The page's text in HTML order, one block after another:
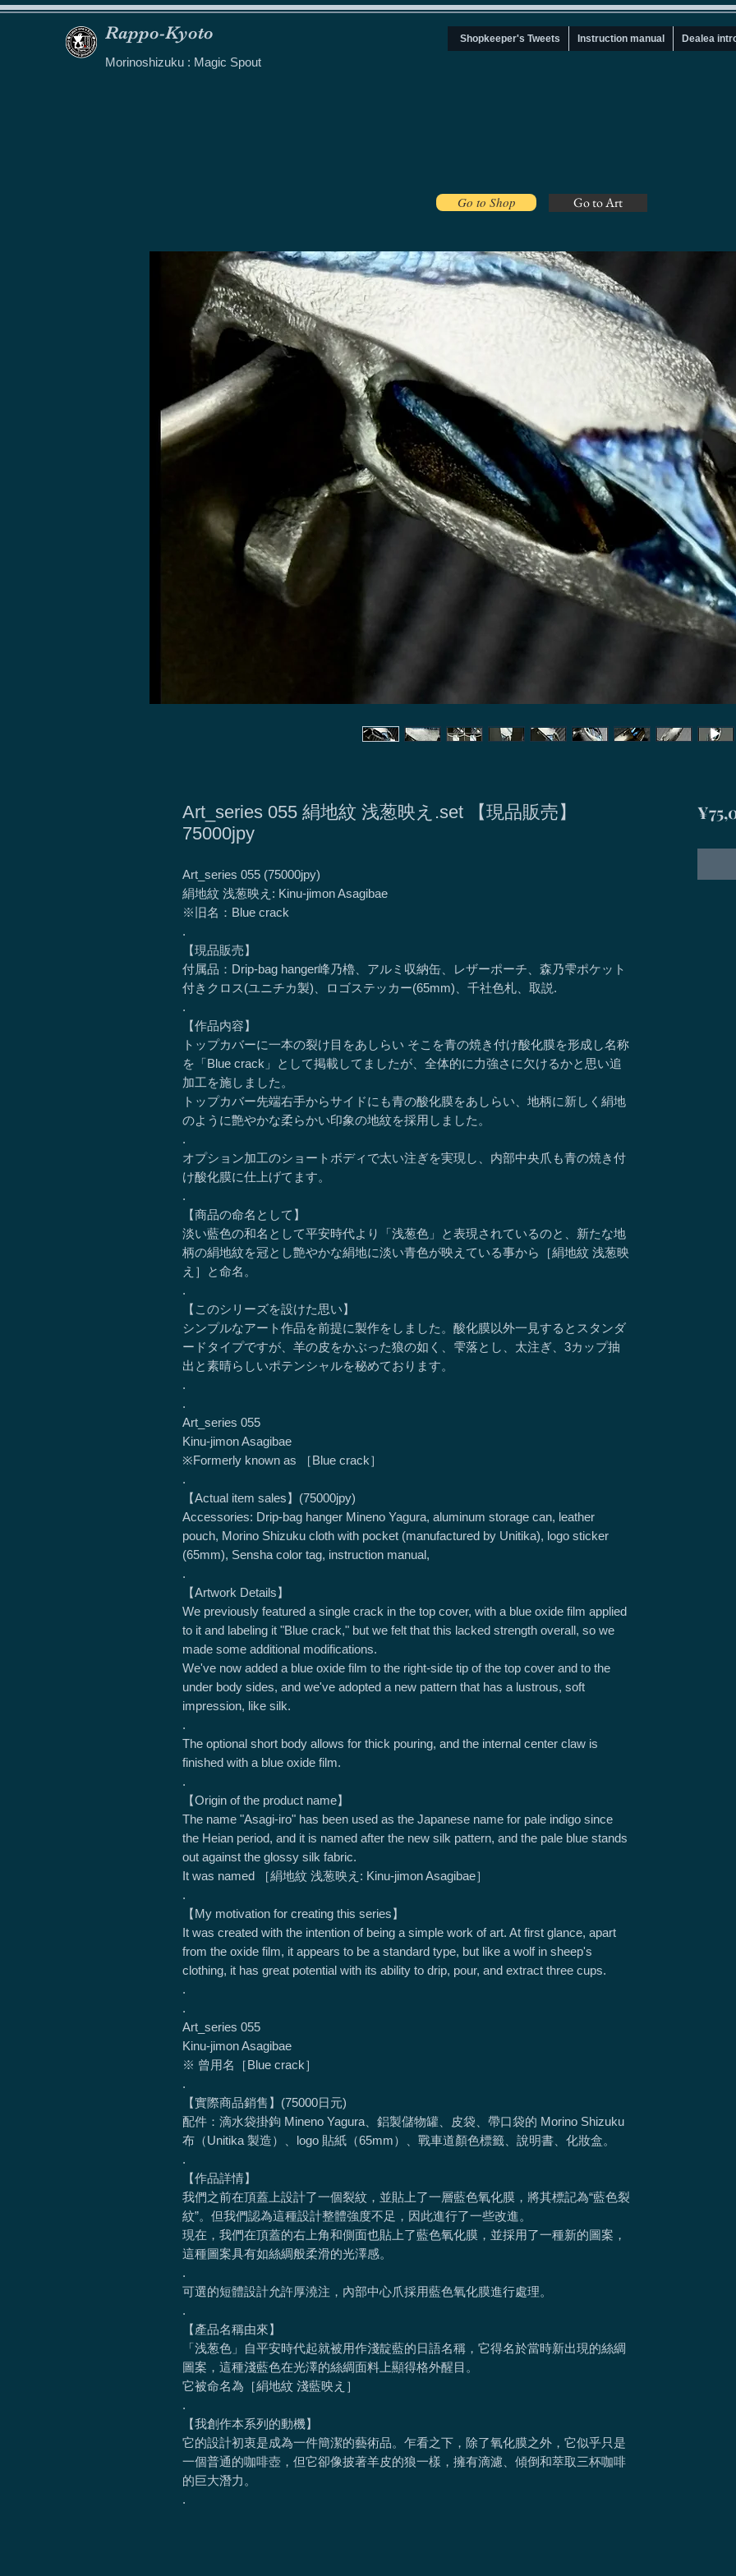
Rappo-Kyoto
Morinoshizuku : Magic Spout
Dealea
Instruction manual
Shopkeeper's Tweets
Go to Shop Go to Art
Art_series 055 絹地紋 浅葱映え.set 【現品販売】
75000jpy
Art_series 055 (75000jpy)
絹地紋 浅葱映え: Kinu-jimon Asagibae
※旧名：Blue crack
.
【現品販売】
付属品：Drip-bag hanger峰乃櫓、アルミ収納缶、レザーポーチ、森乃雫ポケット
付きクロス(ユニチカ製)、ロゴステッカー(65mm)、千社色札、取説.
.
【作品内容】
トップカバーに一本の裂け目をあしらい そこを青の焼き付け酸化膜を形成し名称
を「Blue crack」として掲載してましたが、全体的に力強さに欠けるかと思い追
加工を施しました。
トップカバー先端右手からサイドにも青の酸化膜をあしらい、地柄に新しく絹地
のように艶やかな柔らかい印象の地紋を採用しました。
.
オプション加工のショートボディで太い注ぎを実現し、内部中央爪も青の焼き付
け酸化膜に仕上げてます。
.
【商品の命名として】
淡い藍色の和名として平安時代より「浅葱色」と表現されているのと、新たな地
柄の絹地紋を冠とし艶やかな絹地に淡い青色が映えている事から［絹地紋 浅葱映
え］と命名。
.
【このシリーズを設けた思い】
シンプルなアート作品を前提に製作をしました。酸化膜以外一見するとスタンダ
ードタイプですが、羊の皮をかぶった狼の如く、雫落とし、太注ぎ、3カップ抽
出と素晴らしいポテンシャルを秘めております。
.
.
Art_series 055
Kinu-jimon Asagibae
※Formerly known as ［Blue crack］
.
【Actual item sales】(75000jpy)
Accessories: Drip-bag hanger Mineno Yagura, aluminum storage can, leather
pouch, Morino Shizuku cloth with pocket (manufactured by Unitika), logo sticker
(65mm), Sensha color tag, instruction manual,
.
【Artwork Details】
We previously featured a single crack in the top cover, with a blue oxide film applied
to it and labeling it "Blue crack," but we felt that this lacked strength overall, so we
made some additional modifications.
We've now added a blue oxide film to the right-side tip of the top cover and to the
under body sides, and we've adopted a new pattern that has a lustrous, soft
impression, like silk.
.
The optional short body allows for thick pouring, and the internal center claw is
finished with a blue oxide film.
.
【Origin of the product name】
The name "Asagi-iro" has been used as the Japanese name for pale indigo since
the Heian period, and it is named after the new silk pattern, and the pale blue stands
out against the glossy silk fabric.
It was named ［絹地紋 浅葱映え: Kinu-jimon Asagibae］
.
【My motivation for creating this series】
It was created with the intention of being a simple work of art. At first glance, apart
from the oxide film, it appears to be a standard type, but like a wolf in sheep's
clothing, it has great potential with its ability to drip, pour, and extract three cups.
.
.
Art_series 055
Kinu-jimon Asagibae
※ 曾用名［Blue crack］
.
【實際商品銷售】(75000日元)
配件：滴水袋掛鉤 Mineno Yagura、鋁製儲物罐、皮袋、帶口袋的 Morino Shizuku
布（Unitika 製造）、logo 貼紙（65mm）、戰車道顏色標籤、說明書、化妝盒。
.
【作品詳情】
我們之前在頂蓋上設計了一個裂紋，並貼上了一層藍色氧化膜，將其標記為“藍色裂
紋”。但我們認為這種設計整體強度不足，因此進行了一些改進。
現在，我們在頂蓋的右上角和側面也貼上了藍色氧化膜，並採用了一種新的圖案，
這種圖案具有如絲綢般柔滑的光澤感。
.
可選的短體設計允許厚澆注，內部中心爪採用藍色氧化膜進行處理。
.
【產品名稱由來】
「浅葱色」自平安時代起就被用作淺靛藍的日語名稱，它得名於當時新出現的絲綢
圖案，這種淺藍色在光澤的絲綢面料上顯得格外醒目。
它被命名為［絹地紋 淺藍映え］
.
【我創作本系列的動機】
它的設計初衷是成為一件簡潔的藝術品。乍看之下，除了氧化膜之外，它似乎只是
一個普通的咖啡壺，但它卻像披著羊皮的狼一樣，擁有滴濾、傾倒和萃取三杯咖啡
的巨大潛力。
.